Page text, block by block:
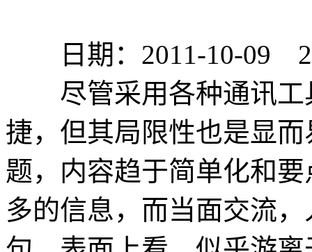
日期：2011-10-09
尽管采用各种通讯工
捷，但其局限性也是显
题，内容趋于简单化和
多的信息，而当面交流